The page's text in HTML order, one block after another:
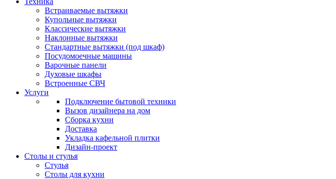
Встраиваемые вытяжки
Купольные вытяжки
Классические вытяжки
Наклонные вытяжки
Стандартные вытяжки (под шкаф)
Посудомоечные машины
Варочные панели
Духовые шкафы
Встроенные СВЧ
Услуги
Подключение бытовой техники
Вызов дизайнера на дом
Сборка кухни
Доставка
Укладка кафельной плитки
Дизайн-проект
Столы и стулья
Стулья
Столы для кухни